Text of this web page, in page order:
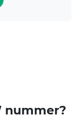
nummer?